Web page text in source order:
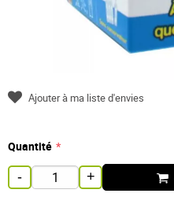
Quantité
- +
Ajouter à ma liste d'envies